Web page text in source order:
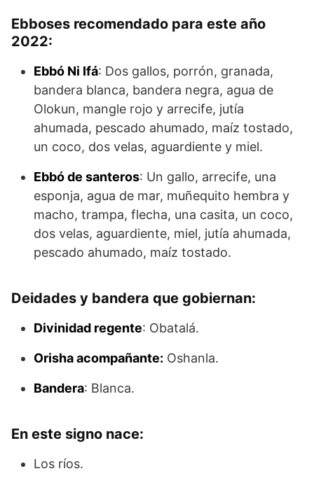
Ebboses recomendado para este año
2022:
Ebbó Ni Ifá: Dos gallos, porrón, granada,
bandera blanca, bandera negra, agua de
Olokun, mangle rojo y arrecife, jutía
ahumada, pescado ahumado, maíz tostado,
un coco, dos velas, aguardiente y miel.
Ebbó de santeros: Un gallo, arrecife, una
esponja, agua de mar, muñequito hembra y
macho, trampa, flecha, una casita, un coco,
dos velas, aguardiente, miel, jutía ahumada,
pescado ahumado, maíz tostado.
Deidades y bandera que gobiernan:
Divinidad regente: Obatalá.
Orisha acompañante: Oshanla.
Bandera: Blanca.
En este signo nace:
Los ríos.